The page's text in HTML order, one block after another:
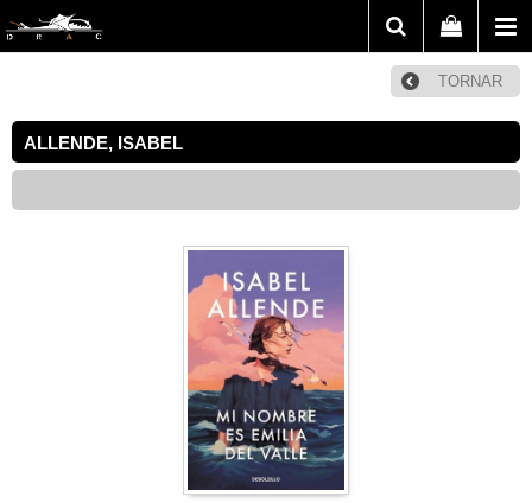
TORNAR
ALLENDE, ISABEL